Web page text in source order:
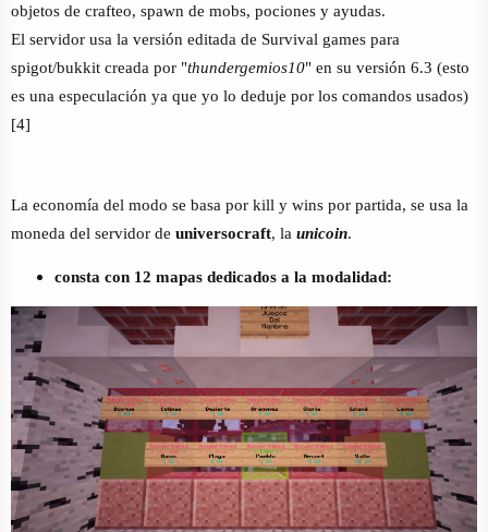
objetos de crafteo, spawn de mobs, pociones y ayudas.
El servidor usa la versión editada de Survival games para
spigot/bukkit creada por "thundergemios10" en su versión 6.3 (esto
es una especulación ya que yo lo deduje por los comandos usados)
[4]
La economía del modo se basa por kill y wins por partida, se usa la
moneda del servidor de universocraft, la unicoin.
consta con 12 mapas dedicados a la modalidad: